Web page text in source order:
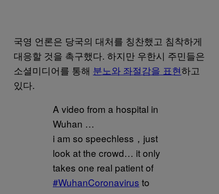
국영 언론은 당국의 대처를 칭찬했고 침착하게
대응할 것을 촉구했다. 하지만 우한시 주민들은
소셜미디어를 통해 분노와 좌절감을 표현하고
있다.
A video from a hospital in
Wuhan …
i am so speechless，just
look at the crowd… it only
takes one real patient of
#WuhanCoronavirus to